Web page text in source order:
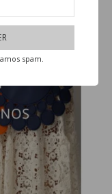
spam.